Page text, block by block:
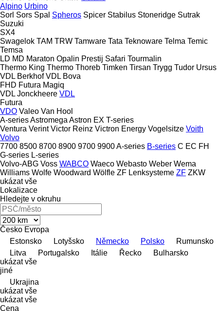
Alpino Urbino
Sorl Sors Spal Spheros Spicer Stabilus Stoneridge Sutrak
Suzuki
SX4
Swagelok TAM TRW Tamware Tata Teknoware Telma Temic
Temsa
LD MD Maraton Opalin Prestij Safari Tourmalin
Thermo King Thermo Thoreb Timken Tirsan Trygg Tudor Ursus
VDL Berkhof VDL Bova
FHD Futura Magiq
VDL Jonckheere VDL
Futura
VDO Valeo Van Hool
A-seriesAstromega Astron EX T-series
Ventura Verint Victor Reinz Victron Energy Vogelsitze Voith
Volvo
7700 8500 8700 8900 9700 9900A-series B-series C EC FH
G-series L-series
Volvo-ABG Voss WABCO Waeco Webasto Weber Wema
Williams Wolfe Woodward Wölfle ZF Lenksysteme ZF ZKW
ukázat vše
Lokalizace
Hledejte v okruhu
Česko Evropa
Estonsko
Lotyšsko Německo Polsko
Rumunsko
Litva
Portugalsko Itálie Řecko
Bulharsko
ukázat vše
jiné
Ukrajina
ukázat vše
ukázat vše
Cena